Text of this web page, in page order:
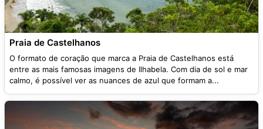
Praia de Castelhanos
O formato de coração que marca a Praia de Castelhanos está
entre as mais famosas imagens de Ilhabela. Com dia de sol e mar
calmo, é possível ver as nuances de azul que formam a...